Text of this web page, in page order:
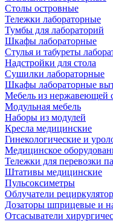
Столы островные
Тележки лабораторные
Тумбы для лабораторий
Шкафы лабораторные
Стулья и табуреты
Надстройки для стола
Сушилки лабораторные
Шкафы лабораторные
Мебель из нержавеющей
Модульная мебель
Наборы из модулей
Кресла медицинские
Гинекологические и
Медицинское
Тележки для перевозки
Штативы медицинские
Пульсоксиметры
Облучатели
Дозаторы шприцевые и
Отсасыватели